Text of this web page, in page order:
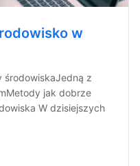
w
środowiskaJedną z
jak dobrze
W dzisiejszych